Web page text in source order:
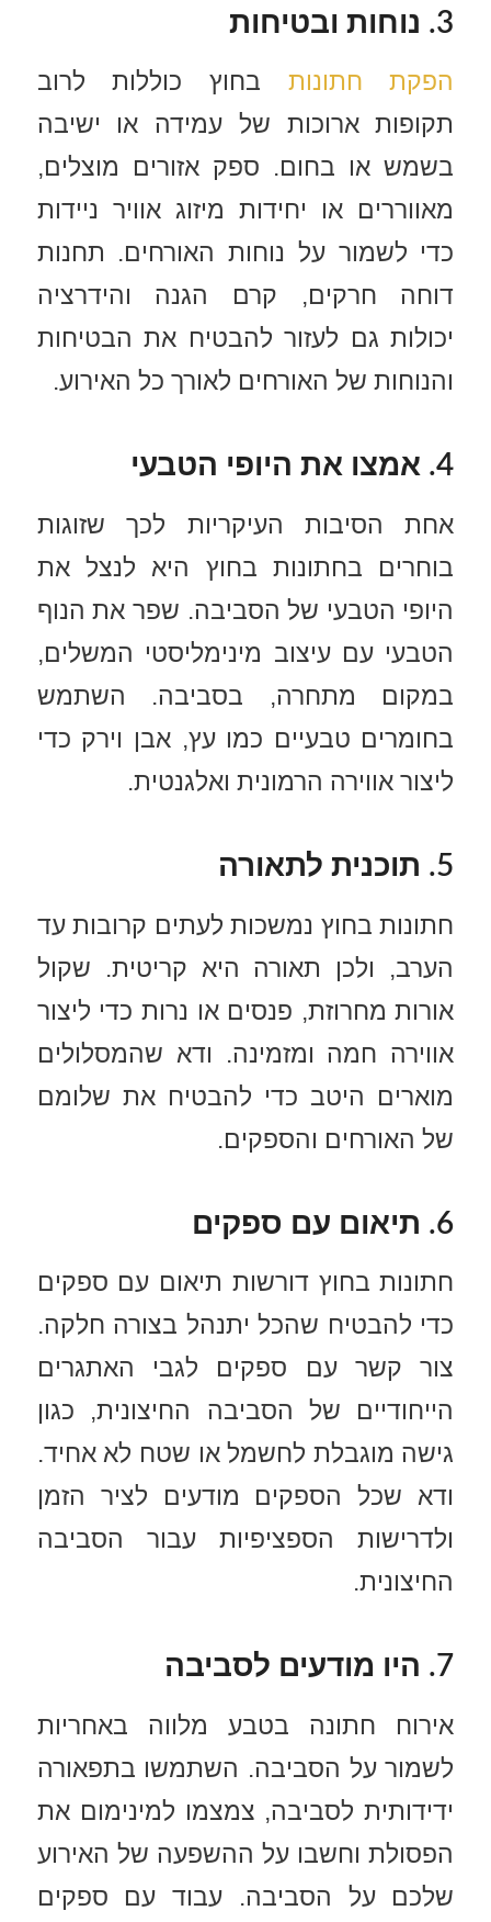
3. נוחות ובטיחות
הפקת חתונות בחוץ כוללות לרוב
תקופות ארוכות של עמידה או ישיבה
בשמש או בחום. ספק אזורים מוצלים,
מאווררים או יחידות מיזוג אוויר ניידות
כדי לשמור על נוחות האורחים. תחנות
דוחה חרקים, קרם הגנה והידרציה
יכולות גם לעזור להבטיח את הבטיחות
והנוחות של האורחים לאורך כל האירוע.
4. אמצו את היופי הטבעי
אחת הסיבות העיקריות לכך שזוגות
בוחרים בחתונות בחוץ היא לנצל את
היופי הטבעי של הסביבה. שפר את הנוף
הטבעי עם עיצוב מינימליסטי המשלים,
במקום מתחרה, בסביבה. השתמש
בחומרים טבעיים כמו עץ, אבן וירק כדי
ליצור אווירה הרמונית ואלגנטית.
5. תוכנית לתאורה
חתונות בחוץ נמשכות לעתים קרובות עד
הערב, ולכן תאורה היא קריטית. שקול
אורות מחרוזת, פנסים או נרות כדי ליצור
אווירה חמה ומזמינה. ודא שהמסלולים
מוארים היטב כדי להבטיח את שלומם
של האורחים והספקים.
6. תיאום עם ספקים
חתונות בחוץ דורשות תיאום עם ספקים
כדי להבטיח שהכל יתנהל בצורה חלקה.
צור קשר עם ספקים לגבי האתגרים
הייחודיים של הסביבה החיצונית, כגון
גישה מוגבלת לחשמל או שטח לא אחיד.
ודא שכל הספקים מודעים לציר הזמן
ולדרישות הספציפיות עבור הסביבה
החיצונית.
7. היו מודעים לסביבה
אירוח חתונה בטבע מלווה באחריות
לשמור על הסביבה. השתמשו בתפאורה
ידידותית לסביבה, צמצמו למינימום את
הפסולת וחשבו על ההשפעה של האירוע
שלכם על הסביבה. עבוד עם ספקים